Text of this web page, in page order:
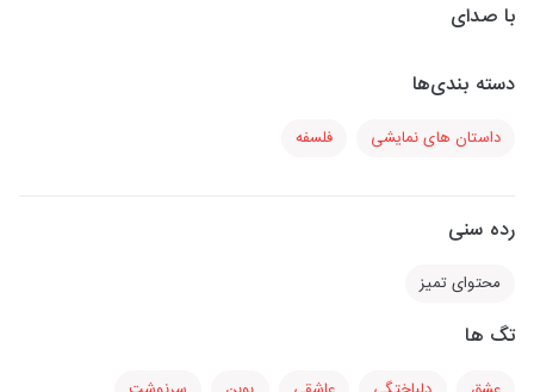
با صدای
دسته بندی‌ها
داستان های نمایشی فلسفه
رده سنی
محتوای تمیز
تگ ها